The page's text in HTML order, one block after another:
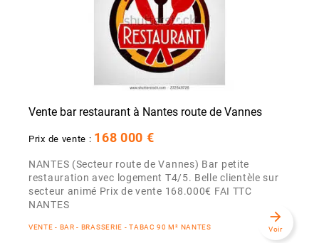
Vente bar restaurant à Nantes route de Vannes
Prix de vente : 168 000 €
NANTES (Secteur route de Vannes) Bar petite
restauration avec logement T4/5. Belle clientèle sur
secteur animé Prix de vente 168.000€ FAI TTC
NANTES
VENTE - BAR - BRASSERIE - TABAC 90 M² NANTES
arrow_forward
Voir